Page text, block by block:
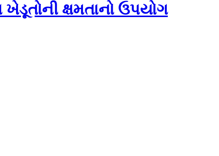
ક્ષમતાનો ઉપયોગ